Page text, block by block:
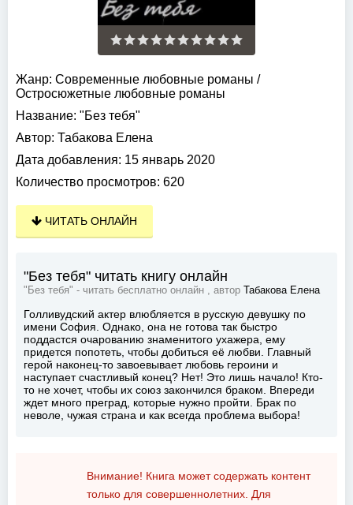
Жанр: Современные любовные романы /
Остросюжетные любовные романы
Название: "Без тебя"
Автор: Табакова Елена
Дата добавления: 15 январь 2020
Количество просмотров: 620
ЧИТАТЬ ОНЛАЙН
"Без тебя" читать книгу онлайн
"Без тебя" - читать бесплатно онлайн , автор Табакова Елена
Голливудский актер влюбляется в русскую девушку по
имени София. Однако, она не готова так быстро
поддастся очарованию знаменитого ухажера, ему
придется попотеть, чтобы добиться её любви. Главный
герой наконец-то завоевывает любовь героини и
наступает счастливый конец? Нет! Это лишь начало! Кто-
то не хочет, чтобы их союз закончился браком. Впереди
ждет много преград, которые нужно пройти. Брак по
неволе, чужая страна и как всегда проблема выбора!
Внимание! Книга может содержать контент
только для совершеннолетних. Для